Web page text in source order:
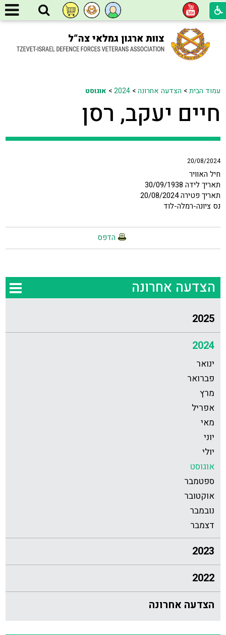
עמוד הבית> הצדעה אחרונה>
2024
> אוגוסט
חיים יעקב, רסן
20/08/2024
חיל האוויר
תאריך לידה 30/09/1938
תאריך פטירה 20/08/2024
נס ציונה-רמלה-לוד
הדפס
הצדעה אחרונה
2025
2024
ינואר
פברואר
מרץ
אפריל
מאי
יוני
יולי
אוגוסט
ספטמבר
אוקטובר
נובמבר
דצמבר
2023
2022
הצדעה אחרונה